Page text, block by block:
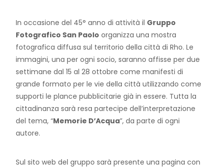
In occasione del 45° anno di attività il Gruppo
Fotografico San Paolo organizza una mostra
fotografica diffusa sul territorio della città di Rho. Le
immagini, una per ogni socio, saranno affisse per due
settimane dal 15 al 28 ottobre come manifesti di
grande formato per le vie della città utilizzando come
supporti le plance pubblicitarie già in essere. Tutta la
cittadinanza sarà resa partecipe dell’interpretazione
del tema, “Memorie D’Acqua”, da parte di ogni
autore.
Sul sito web del gruppo sarà presente una pagina con